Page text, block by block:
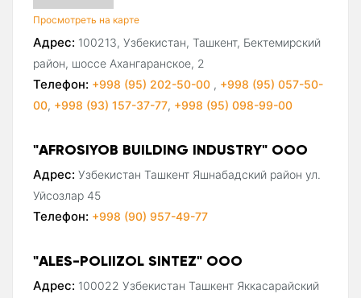
Просмотреть на карте
Адрес: 100213, Узбекистан, Ташкент, Бектемирский
район, шоссе Ахангаранское, 2
Телефон: +998 (95) 202-50-00 , +998 (95) 057-50-
00, +998 (93) 157-37-77, +998 (95) 098-99-00
"AFROSIYOB BUILDING INDUSTRY" ООО
Адрес: Узбекистан Ташкент Яшнабадский район ул.
Уйсозлар 45
Телефон: +998 (90) 957-49-77
"ALES-POLIIZOL SINTEZ" ООО
Адрес: 100022 Узбекистан Ташкент Яккасарайский